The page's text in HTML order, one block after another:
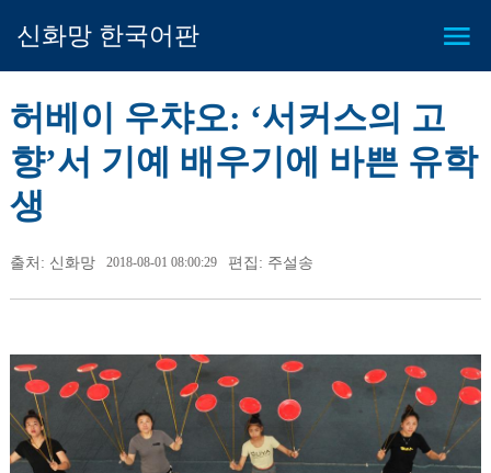
신화망 한국어판
허베이 우챠오: ‘서커스의 고
향’서 기예 배우기에 바쁜 유학
생
출처: 신화망 2018-08-01 08:00:29 편집: 주설송